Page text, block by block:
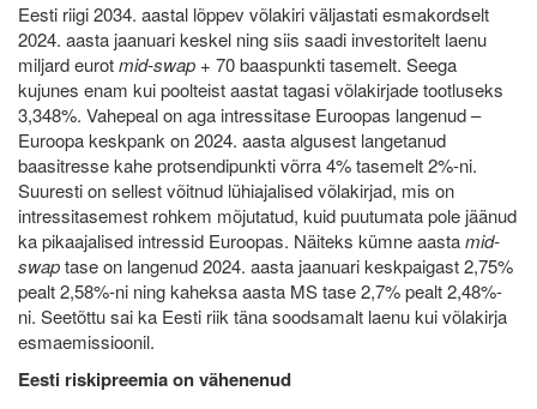
Eesti riigi 2034. aastal lõppev võlakiri väljastati esmakordselt
2024. aasta jaanuari keskel ning siis saadi investoritelt laenu
miljard eurotmid-swap + 70 baaspunkti tasemelt. Seega
kujunes enam kui poolteist aastat tagasi võlakirjade tootluseks
3,348%. Vahepeal on aga intressitase Euroopas langenud –
Euroopa keskpank on 2024. aasta algusest langetanud
baasitresse kahe protsendipunkti võrra 4% tasemelt 2%-ni.
Suuresti on sellest võitnud lühiajalised võlakirjad, mis on
intressitasemest rohkem mõjutatud, kuid puutumata pole jäänud
ka pikaajalised intressid Euroopas. Näiteks kümne aastamid-
swaptase on langenud 2024. aasta jaanuari keskpaigast 2,75%
pealt 2,58%-ni ning kaheksa aasta MS tase 2,7% pealt 2,48%-
ni. Seetõttu sai ka Eesti riik täna soodsamalt laenu kui võlakirja
esmaemissioonil.
Eesti riskipreemia on vähenenud